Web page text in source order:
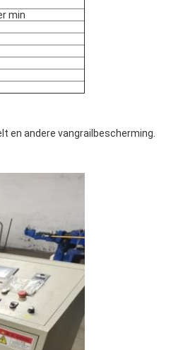
min
en andere vangrailbescherming.